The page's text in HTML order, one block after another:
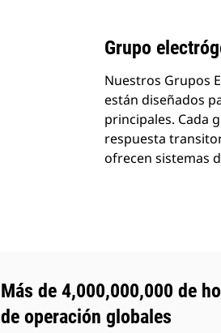
Grupo
Nuestros Grupos
están diseñados
principales. Cada
respuesta
ofrecen sistemas
Más de 4,000,000,000 de
de operación globales